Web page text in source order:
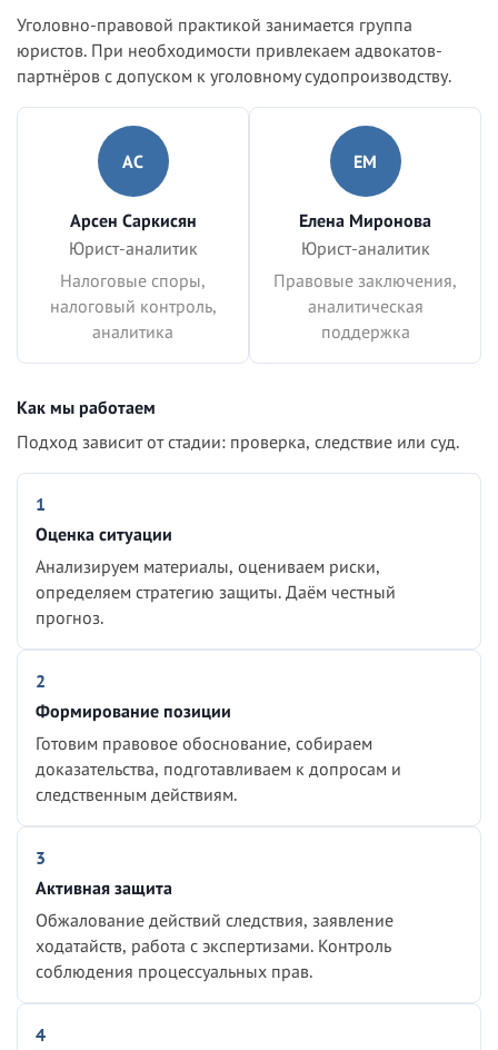
Уголовно-правовой практикой занимается группа
юристов. При необходимости привлекаем адвокатов-
партнёров с допуском к уголовному судопроизводству.
АС
Арсен Саркисян
Юрист-аналитик
Налоговые споры,
налоговый контроль,
аналитика
ЕМ
Елена Миронова
Юрист-аналитик
Правовые заключения,
аналитическая
поддержка
Как мы работаем
Подход зависит от стадии: проверка, следствие или суд.
1
Оценка ситуации
Анализируем материалы, оцениваем риски,
определяем стратегию защиты. Даём честный
прогноз.
2
Формирование позиции
Готовим правовое обоснование, собираем
доказательства, подготавливаем к допросам и
следственным действиям.
3
Активная защита
Обжалование действий следствия, заявление
ходатайств, работа с экспертизами. Контроль
соблюдения процессуальных прав.
4